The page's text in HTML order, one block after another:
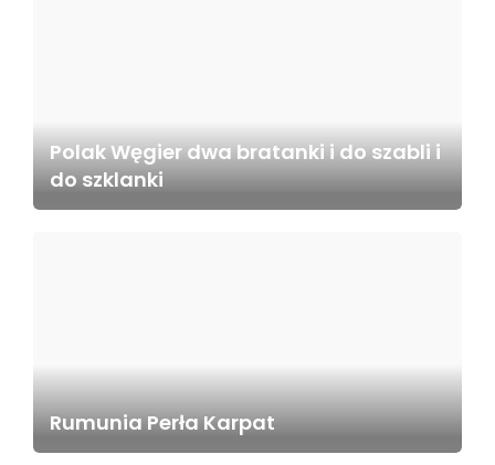
Polak Węgier dwa bratanki i do szabli i
do szklanki
Rumunia Perła Karpat